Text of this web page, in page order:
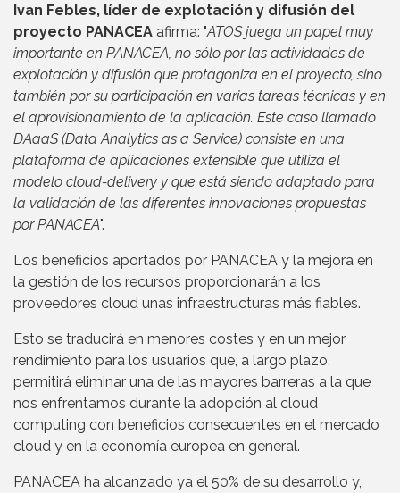
Ivan Febles, líder de explotación y difusión del
proyecto PANACEA afirma: "ATOS juega un papel muy
importante en PANACEA, no sólo por las actividades de
explotación y difusión que protagoniza en el proyecto, sino
también por su participación en varias tareas técnicas y en
el aprovisionamiento de la aplicación. Este caso llamado
DAaaS (Data Analytics as a Service) consiste en una
plataforma de aplicaciones extensible que utiliza el
modelo cloud-delivery y que está siendo adaptado para
la validación de las diferentes innovaciones propuestas
por PANACEA".
Los beneficios aportados por PANACEA y la mejora en
la gestión de los recursos proporcionarán a los
proveedores cloud unas infraestructuras más fiables.
Esto se traducirá en menores costes y en un mejor
rendimiento para los usuarios que, a largo plazo,
permitirá eliminar una de las mayores barreras a la que
nos enfrentamos durante la adopción al cloud
computing con beneficios consecuentes en el mercado
cloud y en la economía europea en general.
PANACEA ha alcanzado ya el 50% de su desarrollo y,